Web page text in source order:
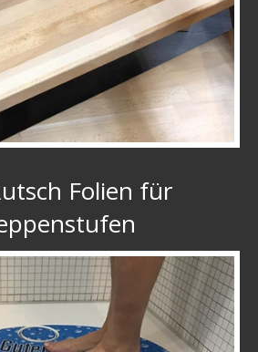
Folien für